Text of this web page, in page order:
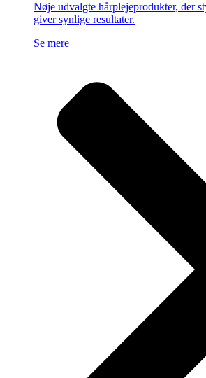
Nøje udvalgte hårplejeprodukter, der
giver synlige resultater.
Se mere